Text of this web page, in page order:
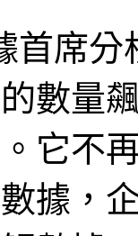
首席分
數量
它不
據，